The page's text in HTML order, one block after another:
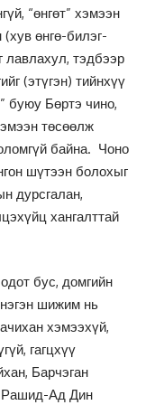
“өнгөт” хэмээн
(хув өнгө-билэг-
лавлахул, тэдбээр
(этүгэн) тийнхүү
буюу Бөртэ чино,
төсөөлж
байна. Чоно
шүтээн болохыг
дурсгалан,
хангалттай
бус, домгийн
шижим нь
хэмээхүй,
гагцхүү
Барчэган
Рашид-Ад Дин